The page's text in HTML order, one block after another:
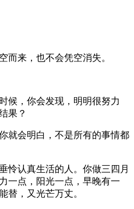
而来，也不会凭空消失。
候，你会发现，明明很努力
果？
就会明白，不是所有的事情都
怜认真生活的人。你做三四月
一点，阳光一点，早晚有一
替，又光芒万丈。